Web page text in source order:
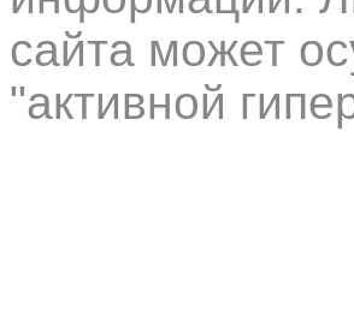
сайта может
"активной